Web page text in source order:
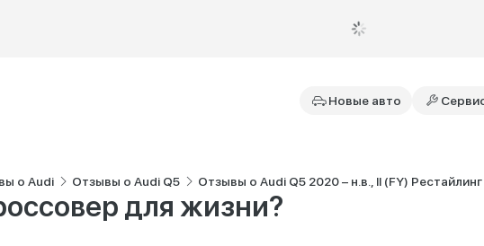
Новые авто
о Audi Отзывы о Audi Q5 Отзывы о Audi Q5 2020 – н.в., II (FY) Рестайлинг
для жизни?